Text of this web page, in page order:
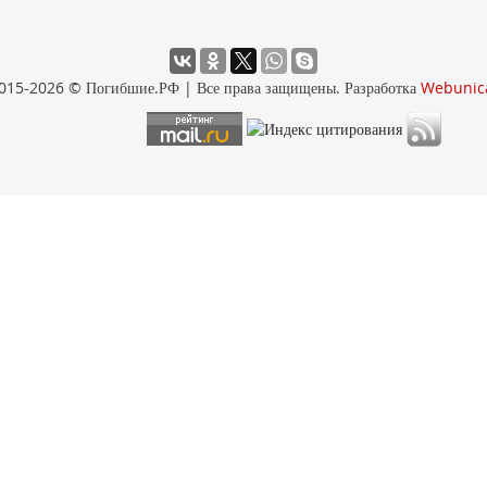
2026 © Погибшие.РФ | Все права защищены. Разработка